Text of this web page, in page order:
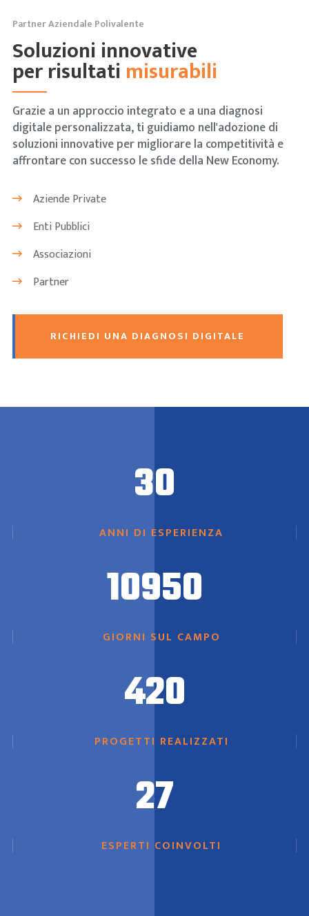
Partner Aziendale Polivalente
Soluzioni innovative
per risultati misurabili
Grazie a un approccio integrato e a una diagnosi
digitale personalizzata, ti guidiamo nell'adozione di
soluzioni innovative per migliorare la competitività e
affrontare con successo le sfide della New Economy.
Aziende Private
Enti Pubblici
Associazioni
Partner
RICHIEDI UNA DIAGNOSI DIGITALE
30
ANNI DI ESPERIENZA
10950
GIORNI SUL CAMPO
420
PROGETTI REALIZZATI
27
ESPERTI COINVOLTI